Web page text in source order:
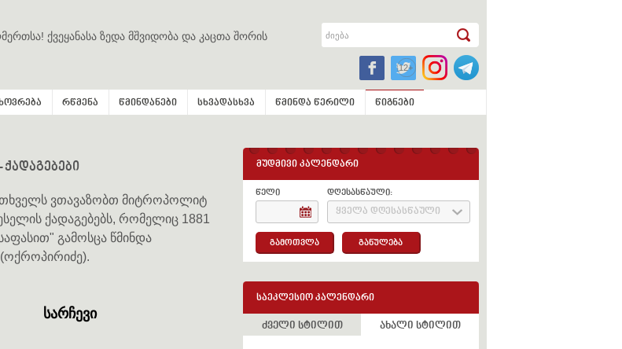
ქვეყანასა ზედა მშვიდობა და კაცთა შორის
რწმენა წმინდანები სხვადასხვა წმინდა წერილი წიგნები
ვთავაზობთ მიტროპოლიტ
ქადაგებებს, რომელიც 1881
გამოსცა წმინდა
სარჩევი
მუდმივი კალენდარი
წელი დღესასწაული:
ყველა დღესასწაული
გამოთვლა განულება
საეკლესიო კალენდარი
ძველი სტილით ახალი სტილით